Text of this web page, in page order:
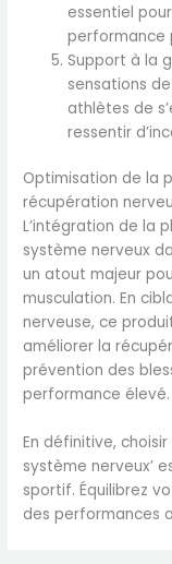
essentiel
performance
Support à la
sensations
athlètes de
ressentir
Optimisation de la
récupération
L’intégration de la
système nerveux
un atout majeur
musculation. En
nerveuse, ce
améliorer la
prévention des
performance élevé.
En définitive,
système nerveux’
sportif. Équilibrez
des performances